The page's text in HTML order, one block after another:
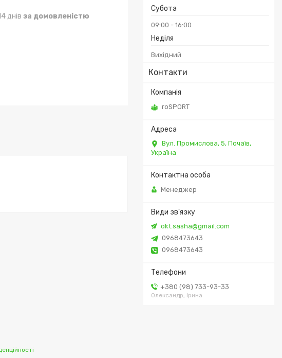
Субота
09:00 16:00
Неділя
Вихідний
Контакти
roSPORT
Вул. Промислова, 5, Почаїв,
Україна
Менеджер
okt.sasha@gmail.com
0968473643
0968473643
+380 (98) 733-93-33
Олександр, Ірина
днів за домовленістю